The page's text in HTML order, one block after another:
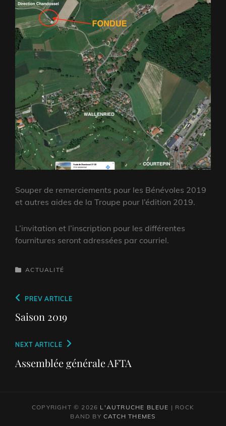
Souper de remerciements pour les Bénévoles 2019
et autres aides de la Troupe pour l’édition 2019.
L’invitation et l’inscription pour les différentes
fournitures seront adressées par courriel.
CATEGORIES
ACTUALITÉ
Navigation
de
Previous
Post
PREV ARTICLE
Saison 2019
Next
Post
NEXT ARTICLE
Assemblée générale AFTA
COPYRIGHT © 2026 L'AUTRUCHE BLEUE | ROCK
BAND BYCATCH THEMES